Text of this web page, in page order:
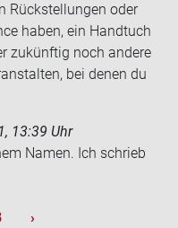
Rückstellungen oder
haben, ein Handtuch
zukünftig noch andere
bei denen du
13:39 Uhr
Namen. Ich schrieb
Nächste Seite
›